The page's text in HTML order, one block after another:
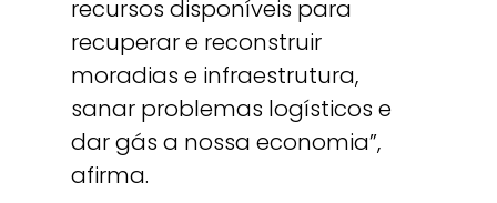
recursos disponíveis para
recuperar e reconstruir
moradias e infraestrutura,
sanar problemas logísticos e
dar gás a nossa economia”,
afirma.